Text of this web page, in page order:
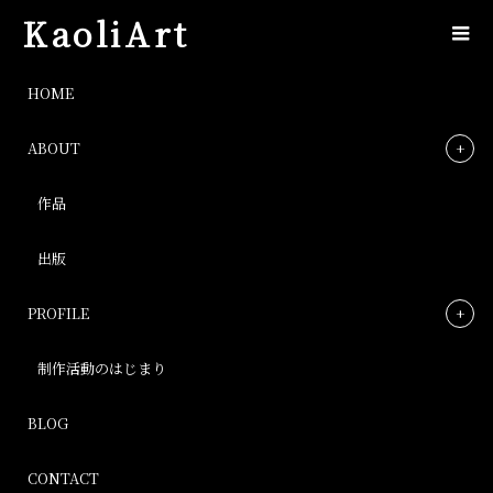
KaoliArt
HOME
ABOUT
作品
出版
PROFILE
制作活動のはじまり
BLOG
CONTACT
IMG_0937
Post